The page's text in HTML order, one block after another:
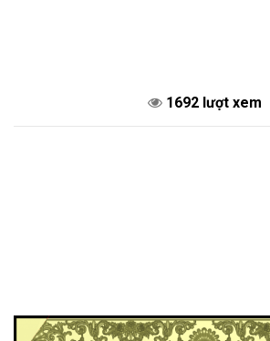
1692 lượt xem